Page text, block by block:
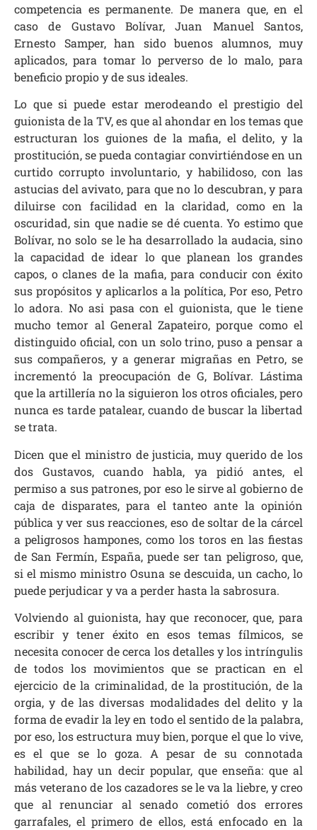
competencia es permanente. De manera que, en el
caso de Gustavo Bolívar, Juan Manuel Santos,
Ernesto Samper, han sido buenos alumnos, muy
aplicados, para tomar lo perverso de lo malo, para
beneficio propio y de sus ideales.
Lo que si puede estar merodeando el prestigio del
guionista de la TV, es que al ahondar en los temas que
estructuran los guiones de la mafia, el delito, y la
prostitución, se pueda contagiar convirtiéndose en un
curtido corrupto involuntario, y habilidoso, con las
astucias del avivato, para que no lo descubran, y para
diluirse con facilidad en la claridad, como en la
oscuridad, sin que nadie se dé cuenta. Yo estimo que
Bolívar, no solo se le ha desarrollado la audacia, sino
la capacidad de idear lo que planean los grandes
capos, o clanes de la mafia, para conducir con éxito
sus propósitos y aplicarlos a la política, Por eso, Petro
lo adora. No asi pasa con el guionista, que le tiene
mucho temor al General Zapateiro, porque como el
distinguido oficial, con un solo trino, puso a pensar a
sus compañeros, y a generar migrañas en Petro, se
incrementó la preocupación de G, Bolívar. Lástima
que la artillería no la siguieron los otros oficiales, pero
nunca es tarde patalear, cuando de buscar la libertad
se trata.
Dicen que el ministro de justicia, muy querido de los
dos Gustavos, cuando habla, ya pidió antes, el
permiso a sus patrones, por eso le sirve al gobierno de
caja de disparates, para el tanteo ante la opinión
pública y ver sus reacciones, eso de soltar de la cárcel
a peligrosos hampones, como los toros en las fiestas
de San Fermín, España, puede ser tan peligroso, que,
si el mismo ministro Osuna se descuida, un cacho, lo
puede perjudicar y va a perder hasta la sabrosura.
Volviendo al guionista, hay que reconocer, que, para
escribir y tener éxito en esos temas fílmicos, se
necesita conocer de cerca los detalles y los intríngulis
de todos los movimientos que se practican en el
ejercicio de la criminalidad, de la prostitución, de la
orgia, y de las diversas modalidades del delito y la
forma de evadir la ley en todo el sentido de la palabra,
por eso, los estructura muy bien, porque el que lo vive,
es el que se lo goza. A pesar de su connotada
habilidad, hay un decir popular, que enseña: que al
más veterano de los cazadores se le va la liebre, y creo
que al renunciar al senado cometió dos errores
garrafales, el primero de ellos, está enfocado en la